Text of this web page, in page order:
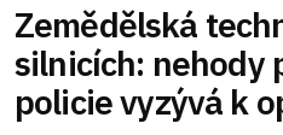
Zemědělská
silnicích: nehody
policie vyzývá k